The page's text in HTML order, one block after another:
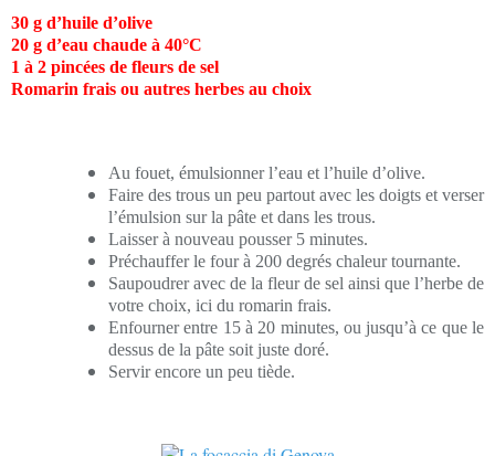
30 g d’huile d’olive
20 g d’eau chaude à 40°C
1 à 2 pincées de fleurs de sel
Romarin frais ou autres herbes au choix
Au fouet, émulsionner l’eau et l’huile d’olive.
Faire des trous un peu partout avec les doigts et verser
l’émulsion sur la pâte et dans les trous.
Laisser à nouveau pousser 5 minutes.
Préchauffer le four à 200 degrés chaleur tournante.
Saupoudrer avec de la fleur de sel ainsi que l’herbe de
votre choix, ici du romarin frais.
Enfourner entre 15 à 20 minutes, ou jusqu’à ce que le
dessus de la pâte soit juste doré.
Servir encore un peu tiède.